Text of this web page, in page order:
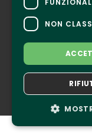
For information
here
For information
theorganizer.
Accessibility
NON